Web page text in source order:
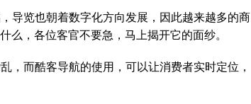
导览也朝着数字化方向发展，因此越来越多的商
么，各位客官不要急，马上揭开它的面纱。
，而酷客导航的使用，可以让消费者实时定位，